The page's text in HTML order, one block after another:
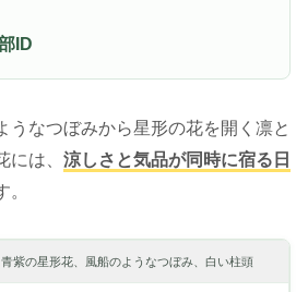
ID
うなつぼみから星形の花を開く凛と
には、 涼しさと気品が同時に宿る日
。
青紫の星形花、風船のようなつぼみ、白い柱頭